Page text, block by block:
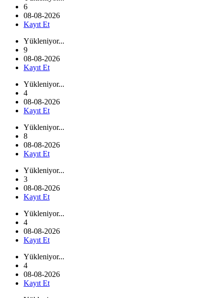
6
08-08-2026
Kayıt Et
Yükleniyor...
9
08-08-2026
Kayıt Et
Yükleniyor...
4
08-08-2026
Kayıt Et
Yükleniyor...
8
08-08-2026
Kayıt Et
Yükleniyor...
3
08-08-2026
Kayıt Et
Yükleniyor...
4
08-08-2026
Kayıt Et
Yükleniyor...
4
08-08-2026
Kayıt Et